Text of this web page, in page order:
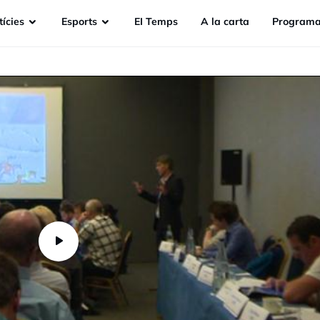
Esports EI Temps A la carta